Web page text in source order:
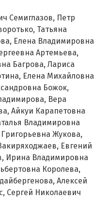
Семиглазов, Петр
Татьяна
Елена Владимировна
Артемьева,
Багрова, Лариса
Елена Михайловна
Божок,
Вера
Айкуи Карапетовна
Владимировна
Жукова,
Евгений
Ирина Владимировна
Королева,
Алексей
Сергей Николаевич